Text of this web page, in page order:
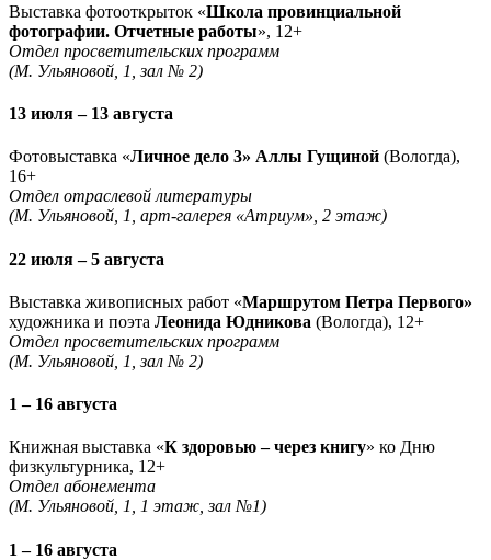
Выставка фотооткрыток «Школа провинциальной
фотографии. Отчетные работы», 12+
Отдел просветительских программ
(М. Ульяновой, 1, зал № 2)
13 июля – 13 августа
Фотовыставка «Личное дело 3» Аллы Гущиной (Вологда),
16+
Отдел отраслевой литературы
(М. Ульяновой, 1, арт-галерея «Атриум», 2 этаж)
22 июля – 5 августа
Выставка живописных работ «Маршрутом Петра Первого»
художника и поэта Леонида Юдникова (Вологда), 12+
Отдел просветительских программ
(М. Ульяновой, 1, зал № 2)
1 – 16 августа
Книжная выставка «К здоровью – через книгу» ко Дню
физкультурника, 12+
Отдел абонемента
(М. Ульяновой, 1, 1 этаж, зал №1)
1 – 16 августа